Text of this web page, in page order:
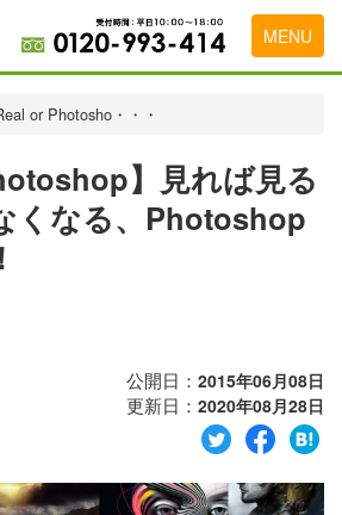
MENU
方
社様へ
or Photosho・・・
】見れば見る
くなる、Photoshop
公開日： 2015年06月08日
更新日： 2020年08月28日